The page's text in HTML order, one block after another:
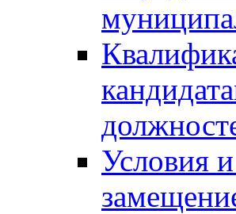
Условия